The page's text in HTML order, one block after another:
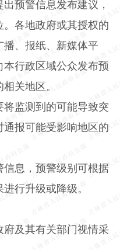
预警信息发布建议，
。各地政府或其授权的
、报纸、新媒体平
行政区域公众发布预
关地区。
将监测到的可能导致突
报可能受影响地区的
息，预警级别可根据
行升级或降级。
及其有关部门视情采